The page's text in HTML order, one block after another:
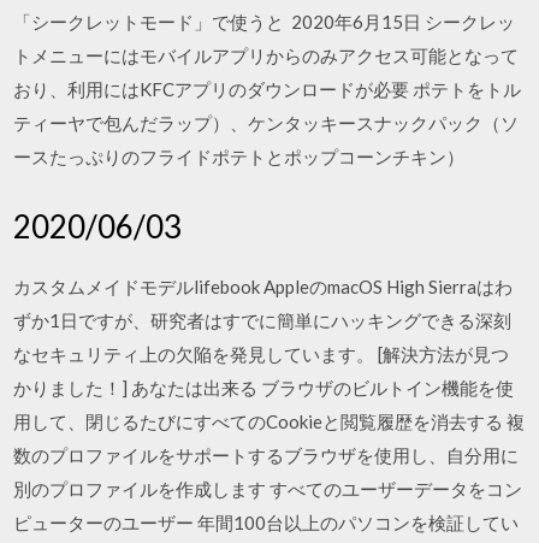
「シークレットモード」で使うと 2020年6月15日 シークレッ
トメニューにはモバイルアプリからのみアクセス可能となって
おり、利用にはKFCアプリのダウンロードが必要 ポテトをトル
ティーヤで包んだラップ）、ケンタッキースナックパック（ソ
ースたっぷりのフライドポテトとポップコーンチキン）
2020/06/03
カスタムメイドモデルlifebook AppleのmacOS High Sierraはわ
ずか1日ですが、研究者はすでに簡単にハッキングできる深刻
なセキュリティ上の欠陥を発見しています。 [解決方法が見つ
かりました！] あなたは出来る ブラウザのビルトイン機能を使
用して、閉じるたびにすべてのCookieと閲覧履歴を消去する 複
数のプロファイルをサポートするブラウザを使用し、自分用に
別のプロファイルを作成します すべてのユーザーデータをコン
ピューターのユーザー 年間100台以上のパソコンを検証してい